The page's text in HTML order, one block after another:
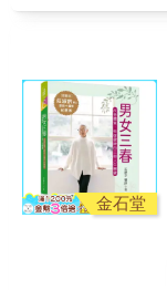
金石堂